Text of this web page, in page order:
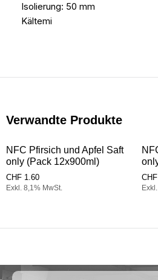
Isolierung: 50 mm
Kältemi
Verwandte Produkte
NFC Pfirsich und Apfel Saft
only (Pack 12x900ml)
CHF 1.60
Exkl. 8,1% MwSt.
CHF